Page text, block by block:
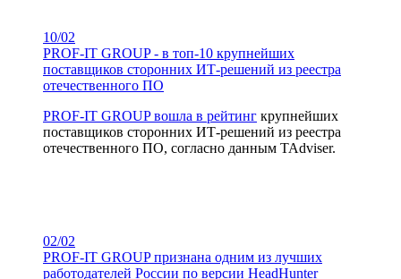
10/02
PROF-IT GROUP - в топ-10 крупнейших
поставщиков сторонних ИТ-решений из реестра
отечественного ПО
PROF-IT GROUP вошла в рейтинг крупнейших
поставщиков сторонних ИТ-решений из реестра
отечественного ПО, согласно данным TAdviser.
02/02
PROF-IT GROUP признана одним из лучших
работодателей России по версии HeadHunter